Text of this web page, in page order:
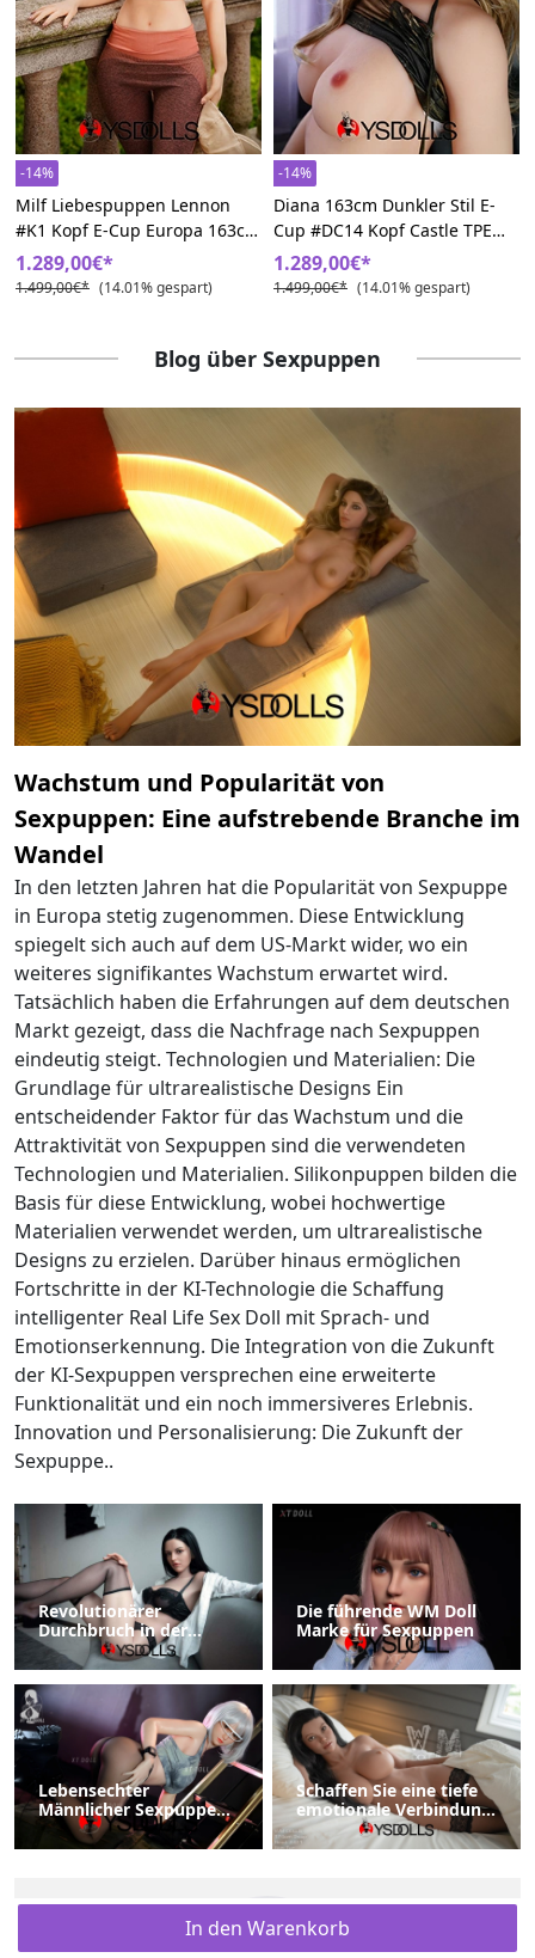
In den Warenkorb
-14%
Milf Liebespuppen Lennon
#K1 Kopf E-Cup Europa 163cm
TPE Castle
1.289,00€*
1.499,00€* (14.01% gespart)
-14%
Diana 163cm Dunkler Stil E-
Cup #DC14 Kopf Castle TPE
Fantasy Sexpuppem
1.289,00€*
1.499,00€* (14.01% gespart)
Blog über Sexpuppen
Wachstum und Popularität von
Sexpuppen: Eine aufstrebende Branche im
Wandel
In den letzten Jahren hat die Popularität von Sexpuppe
in Europa stetig zugenommen. Diese Entwicklung
spiegelt sich auch auf dem US-Markt wider, wo ein
weiteres signifikantes Wachstum erwartet wird.
Tatsächlich haben die Erfahrungen auf dem deutschen
Markt gezeigt, dass die Nachfrage nach Sexpuppen
eindeutig steigt. Technologien und Materialien: Die
Grundlage für ultrarealistische Designs Ein
entscheidender Faktor für das Wachstum und die
Attraktivität von Sexpuppen sind die verwendeten
Technologien und Materialien. Silikonpuppen bilden die
Basis für diese Entwicklung, wobei hochwertige
Materialien verwendet werden, um ultrarealistische
Designs zu erzielen. Darüber hinaus ermöglichen
Fortschritte in der KI-Technologie die Schaffung
intelligenter Real Life Sex Doll mit Sprach- und
Emotionserkennung. Die Integration von die Zukunft
der KI-Sexpuppen versprechen eine erweiterte
Funktionalität und ein noch immersiveres Erlebnis.
Innovation und Personalisierung: Die Zukunft der
Sexpuppe..
Revolutionärer
Durchbruch in der
Puppentechnologie
verbessert die
Benutzererfahrung
Die führende WM Doll
Marke für Sexpuppen
Lebensechter
Männlicher Sexpuppen
Hochwertige
Sexspielzeuge
Schaffen Sie eine tiefe
emotionale Verbindung
mit einer Sexpuppe